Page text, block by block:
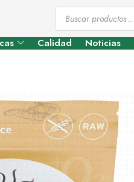
Calidad Noticias